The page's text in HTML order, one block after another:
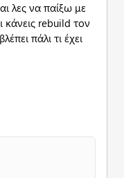
λες να παίξω με
κάνεις rebuild τον
πάλι τι έχει